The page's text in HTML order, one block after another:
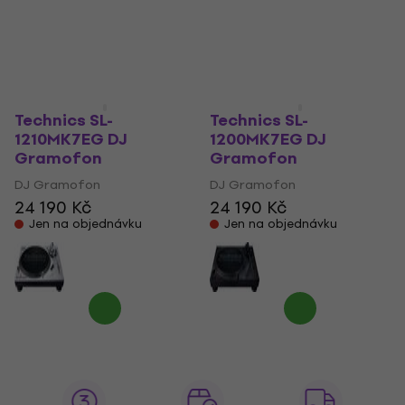
Technics SL-
1210MK7EG DJ
Gramofon
DJ Gramofon
24 190 Kč
Jen na objednávku
Technics SL-
1200MK7EG DJ
Gramofon
DJ Gramofon
24 190 Kč
Jen na objednávku